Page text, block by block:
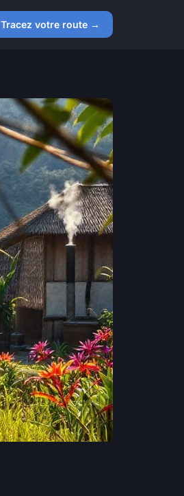
Tracez votre route →